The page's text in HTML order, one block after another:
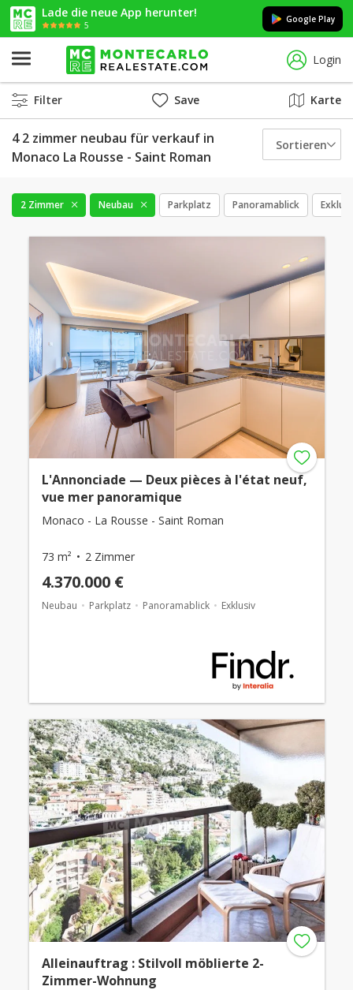
Lade die neue App herunter!
5
Google Play
Login
Filter Save Karte
4 2 zimmer neubau für verkauf in
Monaco La Rousse - Saint Roman
Sortieren
2 Zimmer Neubau Parkplatz Panoramablick
L'Annonciade — Deux pièces à l'état neuf,
vue mer panoramique
Monaco - La Rousse - Saint Roman
73 m² 2 Zimmer
4.370.000 €
Neubau Parkplatz Panoramablick Exklusiv
Alleinauftrag : Stilvoll möblierte 2-
Zimmer-Wohnung